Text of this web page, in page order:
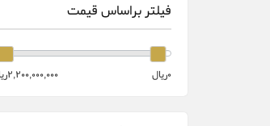
فیلتر براساس قیمت
0ريال 2,200,000,000ريال